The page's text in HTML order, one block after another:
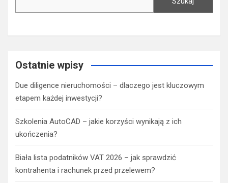
Ostatnie wpisy
Due diligence nieruchomości – dlaczego jest kluczowym
etapem każdej inwestycji?
Szkolenia AutoCAD – jakie korzyści wynikają z ich
ukończenia?
Biała lista podatników VAT 2026 – jak sprawdzić
kontrahenta i rachunek przed przelewem?